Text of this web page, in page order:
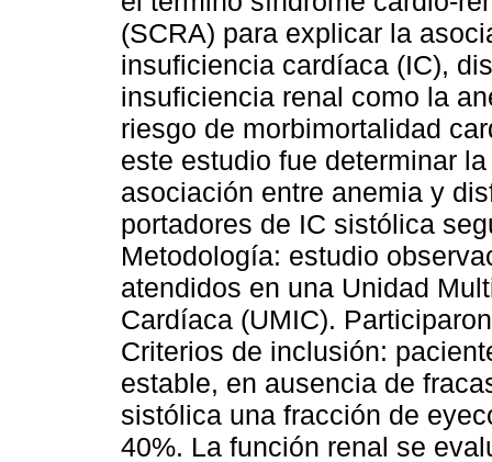
(SCRA) para explicar la
insuficiencia cardíaca (IC),
insuficiencia renal como la
riesgo de morbimortalidad
este estudio fue determinar
asociación entre anemia y
portadores de IC sistólica
Metodología: estudio
atendidos en una Unidad
Cardíaca (UMIC).
Criterios de inclusión:
estable, en ausencia de
sistólica una fracción de
40%. La función renal se